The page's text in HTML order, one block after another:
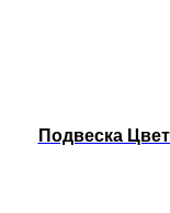
Подвеска